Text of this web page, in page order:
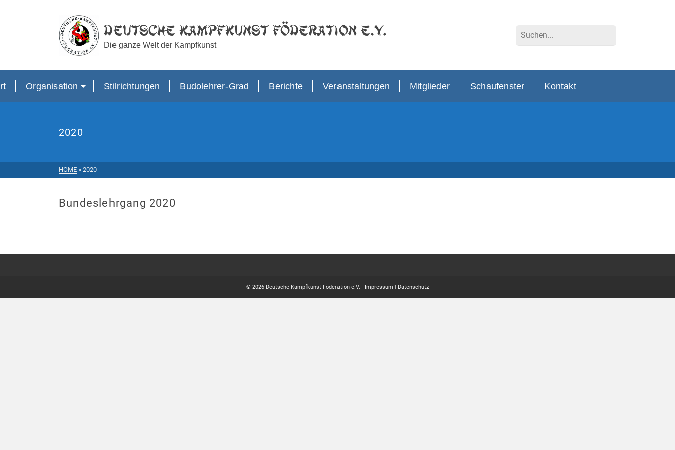
Deutsche Kampfkunst Föderation e.V.
Die ganze Welt der Kampfkunst
Suchen
Organisation Stilrichtungen Budolehrer-Grad Berichte Veranstaltungen Mitglieder Schaufenster Kontakt
2020
HOME » 2020
Bundeslehrgang 2020
© 2026 Deutsche Kampfkunst Föderation e.V. - Impressum | Datenschutz